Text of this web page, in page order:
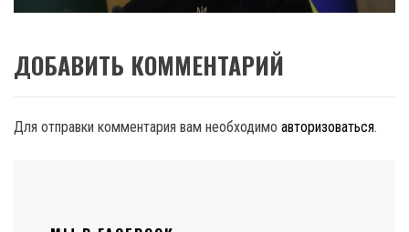
ДОБАВИТЬ КОММЕНТАРИЙ
Для отправки комментария вам необходимо авторизоваться.